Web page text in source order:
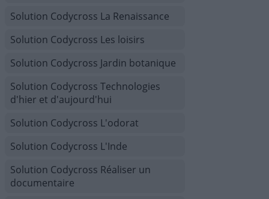
Solution Codycross La Renaissance
Solution Codycross Les loisirs
Solution Codycross Jardin botanique
Solution Codycross Technologies
d'hier et d'aujourd'hui
Solution Codycross L'odorat
Solution Codycross L'Inde
Solution Codycross Réaliser un
documentaire